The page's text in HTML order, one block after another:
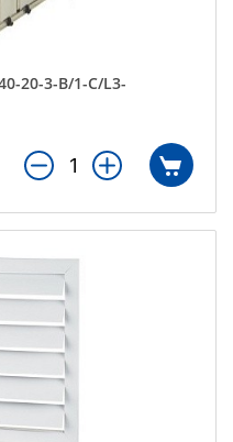
20-3-B/1-C/L3-